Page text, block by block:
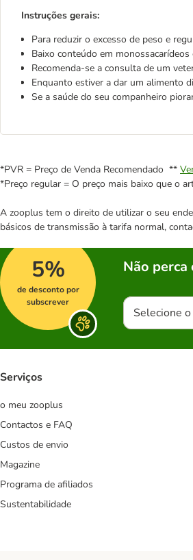
Instruções gerais:
Para reduzir o excesso de peso e
Baixo conteúdo em monossacarídeos
Recomenda-se a consulta de um
Enquanto estiver a dar um alimento
Se a saúde do seu companheiro
*PVR = Preço de Venda Recomendado **
*Preço regular = O preço mais baixo que o
A zooplus tem o direito de utilizar o seu
básicos de transmissão à tarifa normal,
5%
de desconto por
subscrever
Não
Selecione
Serviços
o meu zooplus
Contactos e FAQ
Custos de envio
Magazine
Programa de afiliados
Sustentabilidade